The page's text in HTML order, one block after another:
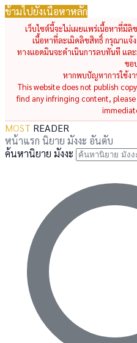
ข้ามไปยังเนื้อหาหลัก
เว็บไซต์นี้จะไม่เผยแพร่เนื้อหาที่มี
เนื้อหาที่ละเมิดลิขสิทธิ์ กรุณาแจ้
ทางแอดมินจะดำเนินการลบทันที แล
ขอ
หากพบปัญหาการใช้งา
This website does not publish
find any infringing content,
MOST READER
หน้าแรก นิยาย มังงะ อันดับ
ค้นหานิยาย มังงะ